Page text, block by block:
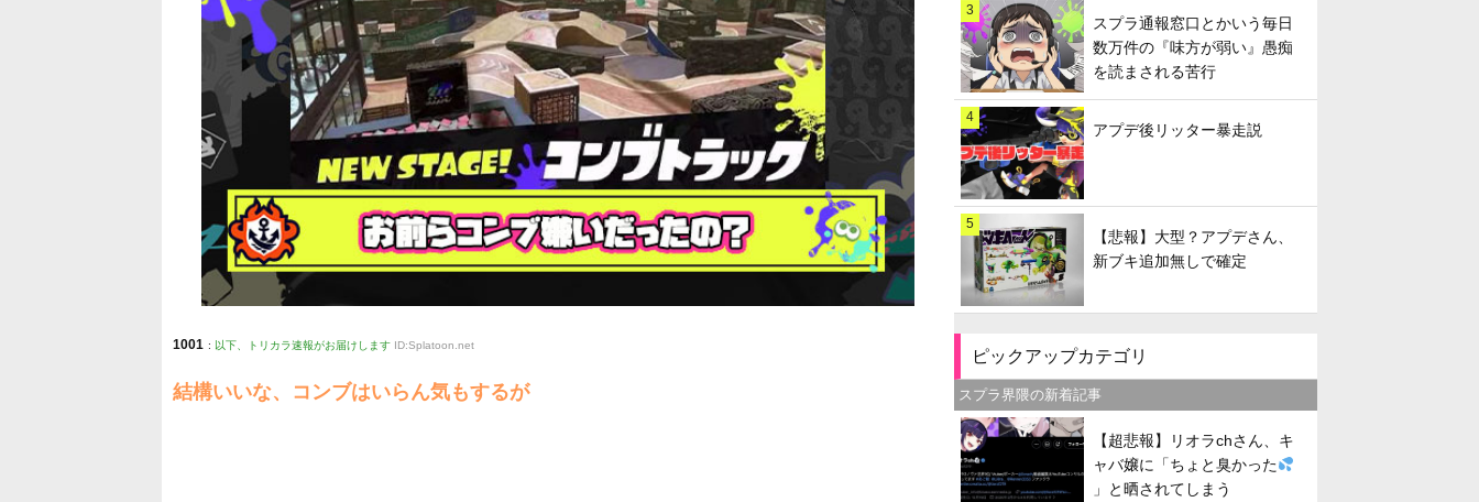
1001 : 以下、トリカラ速報がお届けします ID:Splatoon.net
結構いいな、コンブはいらん気もするが
3
スプラ通報窓口とかいう毎日
数万件の『味方が弱い』愚痴
を読まされる苦行
4
アプデ後リッター暴走説
5
【悲報】大型？アプデさん、
新ブキ追加無しで確定
ピックアップカテゴリ
スプラ界隈の新着記事
【超悲報】リオラchさん、キ
ャバ嬢に「ちょと臭かった
」と晒されてしまう